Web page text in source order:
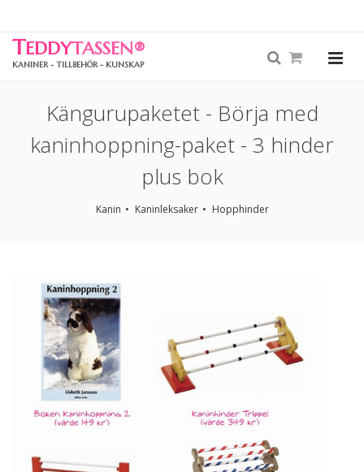
TEDDYTASSEN®
KANINER - TILLBEHÖR - KUNSKAP
Kängurupaketet - Börja med
kaninhoppning-paket - 3 hinder
plus bok
Kanin Kaninleksaker Hopphinder